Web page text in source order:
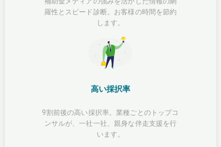
羅性とスピード診断。お客様の時間を節約
します。
高い採択率
9割前後の高い採択率。業種ごとのトップコ
ンサルが、一社一社、親身な伴走支援を行
います。